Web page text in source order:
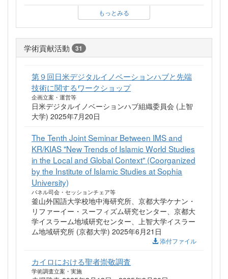
もっとみる
学術貢献活動 31
第９回⽇⽶デジタルイノベーションハブと先端
技術に関するワークショップ
企画立案・運営等
⽇⽶デジタルイノベーションハブ組織委員会 (上智
大学) 2025年7月20日
The Tenth Joint Seminar Between IMS and
KR/KIAS "New Trends of Islamic World Studies
in the Local and Global Context" (Coorganized
by the Institute of Islamic Studies at Sophia
University)
パネル司会・セッションチェア等
釜山外国語大学校地中海研究所、京都大学ケナン・
リファーイー・スーフィズム研究センター、京都大
学イスラーム地域研究センター、上智大学イスラー
ム地域研究所 (京都大学) 2025年6月21日
添付ファイル
カイロにおける聖者崇敬調査
学術調査立案・実施